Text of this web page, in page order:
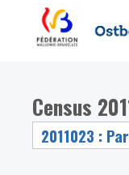
Census